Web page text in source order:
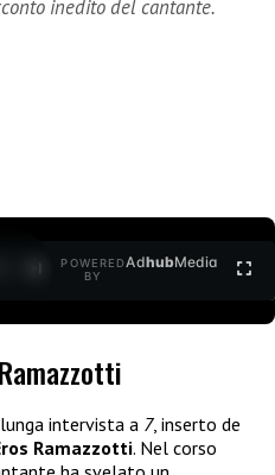
inedito del cantante.
POWERED
BY
AdhubMedia
intervista a 7, inserto de
Ramazzotti. Nel corso